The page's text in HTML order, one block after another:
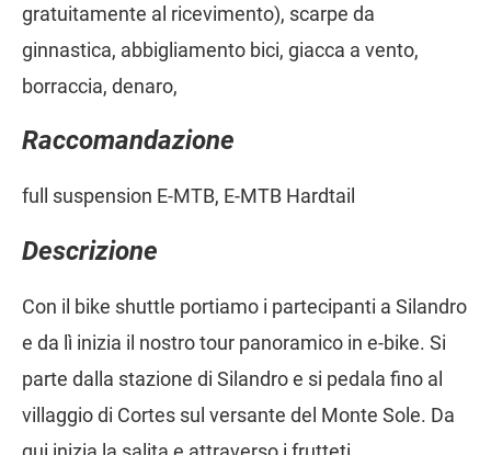
gratuitamente al ricevimento), scarpe da
ginnastica, abbigliamento bici, giacca a vento,
borraccia, denaro,
Raccomandazione
full suspension E-MTB, E-MTB Hardtail
Descrizione
Con il bike shuttle portiamo i partecipanti a Silandro
e da lì inizia il nostro tour panoramico in e-bike. Si
parte dalla stazione di Silandro e si pedala fino al
villaggio di Cortes sul versante del Monte Sole. Da